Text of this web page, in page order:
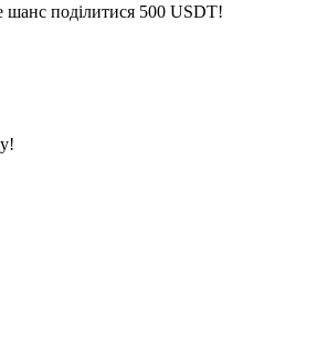
шанс поділитися 500 USDT!